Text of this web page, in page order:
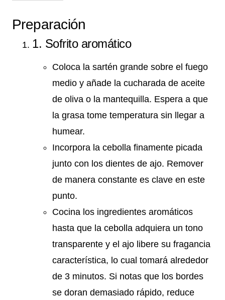
Preparación
1. Sofrito aromático
Coloca la sartén grande sobre el fuego
medio y añade la cucharada de aceite
de oliva o la mantequilla. Espera a que
la grasa tome temperatura sin llegar a
humear.
Incorpora la cebolla finamente picada
junto con los dientes de ajo. Remover
de manera constante es clave en este
punto.
Cocina los ingredientes aromáticos
hasta que la cebolla adquiera un tono
transparente y el ajo libere su fragancia
característica, lo cual tomará alrededor
de 3 minutos. Si notas que los bordes
se doran demasiado rápido, reduce